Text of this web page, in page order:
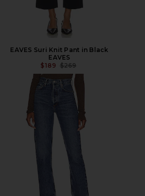
EAVES Suri Knit Pant in Black
EAVES
$189 PRECIO ANTERIOR:
$269